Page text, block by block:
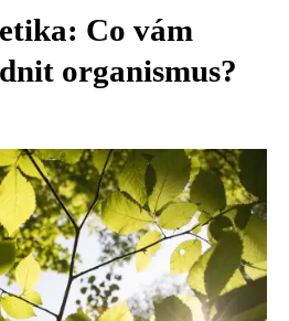
Co vám
organismus?